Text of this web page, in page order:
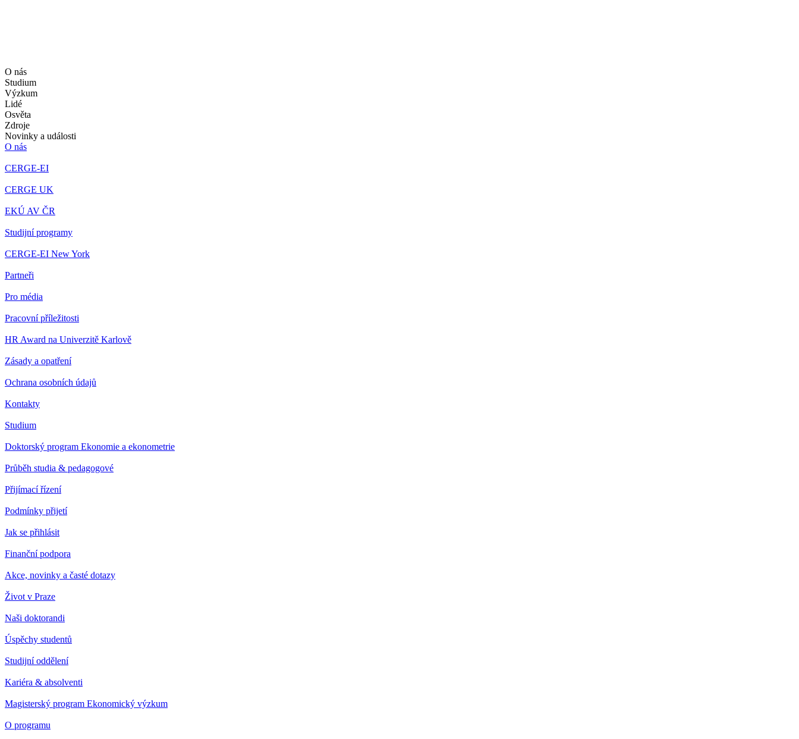
O nás
Studium
Výzkum
Lidé
Osvěta
Zdroje
Novinky a události
O nás
CERGE-EI
CERGE UK
EKÚ AV ČR
Studijní programy
CERGE-EI New York
Partneři
Pro média
Pracovní příležitosti
HR Award na Univerzitě Karlově
Zásady a opatření
Ochrana osobních údajů
Kontakty
Studium
Doktorský program Ekonomie a ekonometrie
Průběh studia & pedagogové
Přijímací řízení
Podmínky přijetí
Jak se přihlásit
Finanční podpora
Akce, novinky a časté dotazy
Život v Praze
Naši doktorandi
Úspěchy studentů
Studijní oddělení
Kariéra & absolventi
Magisterský program Ekonomický výzkum
O programu